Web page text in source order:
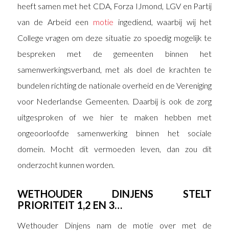
heeft samen met het CDA, Forza IJmond, LGV en Partij
van de Arbeid een motie ingediend, waarbij wij het
College vragen om deze situatie zo spoedig mogelijk te
bespreken met de gemeenten binnen het
samenwerkingsverband, met als doel de krachten te
bundelen richting de nationale overheid en de Vereniging
voor Nederlandse Gemeenten. Daarbij is ook de zorg
uitgesproken of we hier te maken hebben met
ongeoorloofde samenwerking binnen het sociale
domein. Mocht dit vermoeden leven, dan zou dit
onderzocht kunnen worden.
WETHOUDER DINJENS STELT
PRIORITEIT 1,2 EN 3…
Wethouder Dinjens nam de motie over met de